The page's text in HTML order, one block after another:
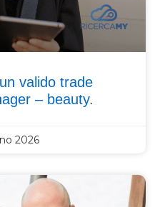
valido trade
– beauty.
2026